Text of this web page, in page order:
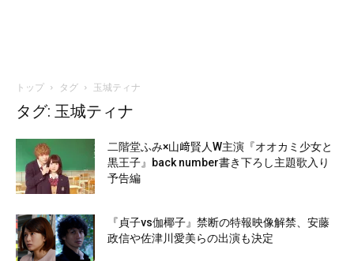
トップ タグ 玉城ティナ
タグ: 玉城ティナ
二階堂ふみ×山﨑賢人W主演『オオカミ少女と
黒王子』back number書き下ろし主題歌入り
予告編
『貞子vs伽椰子』禁断の特報映像解禁、安藤
政信や佐津川愛美らの出演も決定